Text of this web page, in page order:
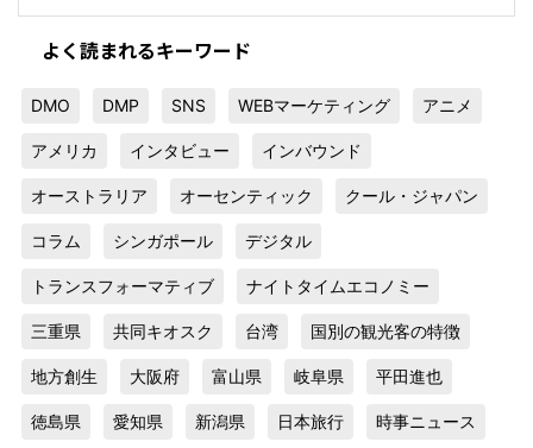
よく読まれるキーワード
DMO DMP SNS WEBマーケティング アニメ
アメリカ インタビュー インバウンド
オーストラリア オーセンティック クール・ジャパン
コラム シンガポール デジタル
トランスフォーマティブ ナイトタイムエコノミー
三重県 共同キオスク 台湾 国別の観光客の特徴
地方創生 大阪府 富山県 岐阜県 平田進也
徳島県 愛知県 新潟県 日本旅行 時事ニュース